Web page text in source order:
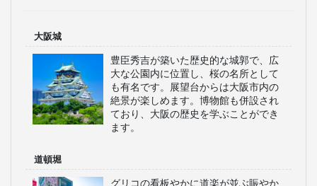
大阪城
豊臣秀吉が築いた歴史的な城郭で、広
大な公園内に位置し、桜の名所として
も有名です。展望台からは大阪市内の
絶景が楽しめます。博物館も併設され
ており、大阪の歴史を学ぶことができ
ます。
道頓堀
グリコの看板やかに道楽が並ぶ賑やか